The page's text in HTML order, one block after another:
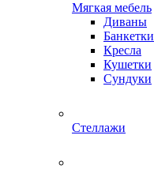
Мягкая мебель
Диваны
Банкетки
Кресла
Кушетки
Сундуки
Стеллажи